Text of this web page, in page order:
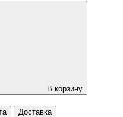
В корзину
Доставка